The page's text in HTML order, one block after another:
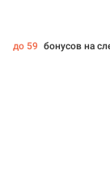
до 59 бонусов на